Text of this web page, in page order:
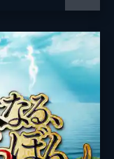
石塚徹
小沼理裕
井田寛